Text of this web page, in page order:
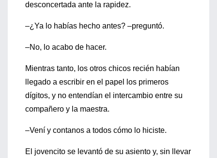
desconcertada ante la rapidez.
–¿Ya lo habías hecho antes? –preguntó.
–No, lo acabo de hacer.
Mientras tanto, los otros chicos recién habían
llegado a escribir en el papel los primeros
dígitos, y no entendían el intercambio entre su
compañero y la maestra.
–Vení y contanos a todos cómo lo hiciste.
El jovencito se levantó de su asiento y, sin llevar